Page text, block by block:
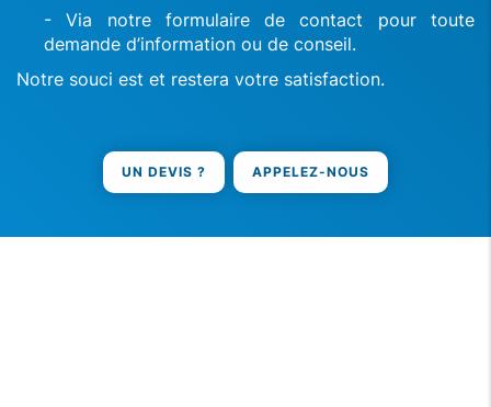
- Via notre formulaire de contact pour toute
demande d’information ou de conseil.
Notre souci est et restera votre satisfaction.
UN DEVIS ? APPELEZ-NOUS